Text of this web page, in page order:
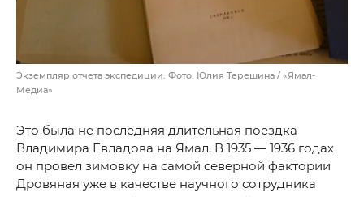
Экземпляр отчета экспедиции. Фото: Юлия Терешина / «Ямал-
Медиа»
Это была не последняя длительная поездка
Владимира Евладова на Ямал. В 1935 — 1936 годах
он провел зимовку на самой северной фактории
Дровяная уже в качестве научного сотрудника